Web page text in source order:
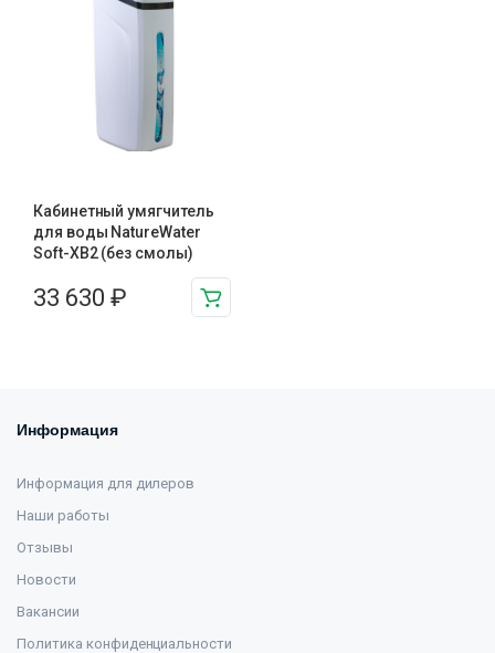
Кабинетный умягчитель
для воды NatureWater
Soft-XB2 (без смолы)
33 630 ₽
Информация
Информация для дилеров
Наши работы
Отзывы
Новости
Вакансии
Политика конфиденциальности